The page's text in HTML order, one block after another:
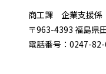
商工課 企業支援係
〒963-4393 福島県
電話番号：0247-